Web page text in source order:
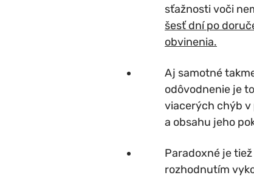
sťažnosti voči
šesť dní po
obvinenia.
Aj samotné
odôvodnenie je
viacerých chýb v
a obsahu jeho
Paradoxné je
rozhodnutím